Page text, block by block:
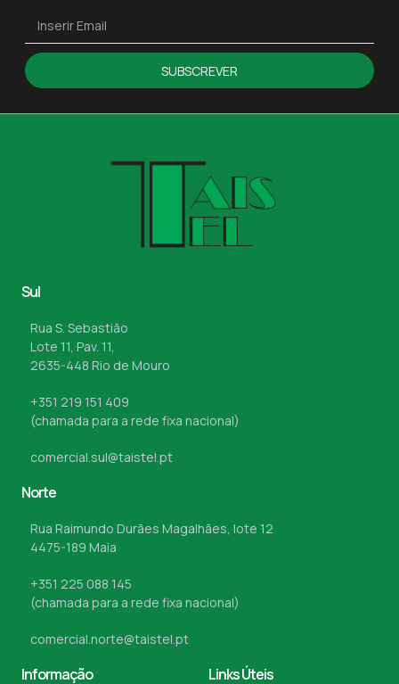
SUBSCREVER
Sul
Rua S. Sebastião
Lote 11, Pav. 11,
2635-448 Rio de Mouro
+351 219 151 409
(chamada para a rede fixa nacional)
comercial.sul@taistel.pt
Norte
Rua Raimundo Durães Magalhães, lote 12
4475-189 Maia
+351 225 088 145
(chamada para a rede fixa nacional)
comercial.norte@taistel.pt
Informação Links Úteis